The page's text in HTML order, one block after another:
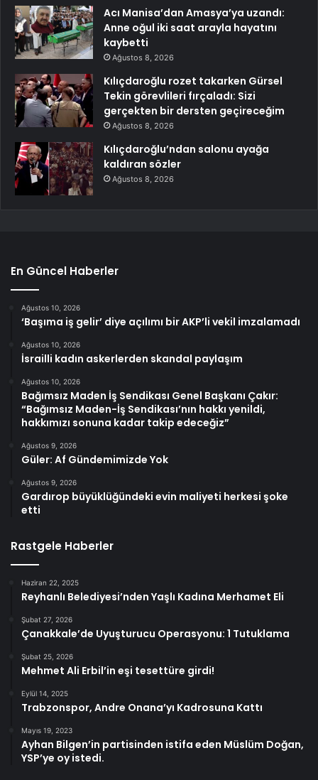
Acı Manisa’dan Amasya’ya uzandı:
Anne oğul iki saat arayla hayatını
kaybetti
Ağustos 8, 2026
Kılıçdaroğlu rozet takarken Gürsel
Tekin görevlileri fırçaladı: Sizi
gerçekten bir dersten geçireceğim
Ağustos 8, 2026
Kılıçdaroğlu’ndan salonu ayağa
kaldıran sözler
Ağustos 8, 2026
En Güncel Haberler
Ağustos 10, 2026
‘Başıma iş gelir’ diye açılımı bir AKP’li vekil imzalamadı
Ağustos 10, 2026
İsrailli kadın askerlerden skandal paylaşım
Ağustos 10, 2026
Bağımsız Maden İş Sendikası Genel Başkanı Çakır:
“Bağımsız Maden-İş Sendikası’nın hakkı yenildi,
hakkımızı sonuna kadar takip edeceğiz”
Ağustos 9, 2026
Güler: Af Gündemimizde Yok
Ağustos 9, 2026
Gardırop büyüklüğündeki evin maliyeti herkesi şoke
etti
Rastgele Haberler
Haziran 22, 2025
Reyhanlı Belediyesi’nden Yaşlı Kadına Merhamet Eli
Şubat 27, 2026
Çanakkale’de Uyuşturucu Operasyonu: 1 Tutuklama
Şubat 25, 2026
Mehmet Ali Erbil’in eşi tesettüre girdi!
Eylül 14, 2025
Trabzonspor, Andre Onana’yı Kadrosuna Kattı
Mayıs 19, 2023
Ayhan Bilgen’in partisinden istifa eden Müslüm Doğan,
YSP’ye oy istedi.